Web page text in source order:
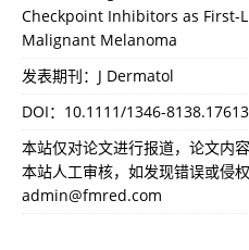
Checkpoint Inhibitors as First-
Malignant Melanoma
发表期刊：J Dermatol
DOI： 10.1111/1346-8138.17613
本站仅对论文进行报道，论文内
本站人工审核，如发现错误或侵
admin@fmred.com